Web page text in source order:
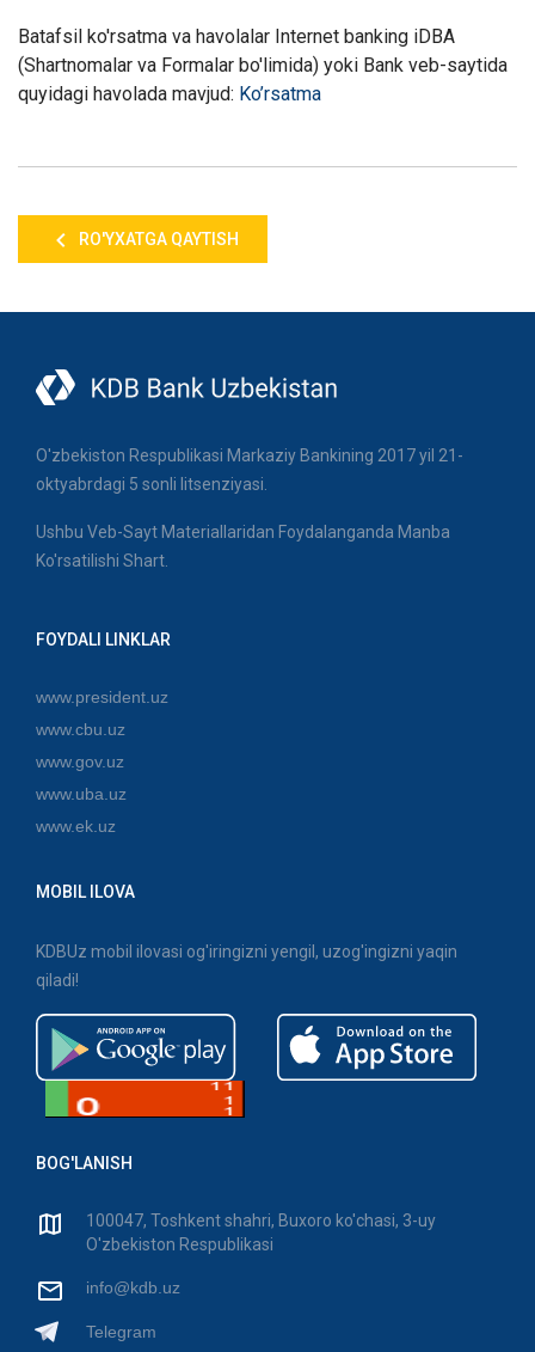
Batafsil ko'rsatma va havolalar Internet banking iDBA
(Shartnomalar va Formalar bo'limida) yoki Bank veb-saytida
quyidagi havolada mavjud: Ko’rsatma
RO'YXATGA QAYTISH
O'zbekiston Respublikasi Markaziy Bankining 2017 yil 21-
oktyabrdagi 5 sonli litsenziyasi.
Ushbu Veb-Sayt Materiallaridan Foydalanganda Manba
Ko'rsatilishi Shart.
FOYDALI LINKLAR
www.president.uz
www.cbu.uz
www.gov.uz
www.uba.uz
www.ek.uz
MOBIL ILOVA
KDBUz mobil ilovasi og'iringizni yengil, uzog'ingizni yaqin
qiladi!
BOG'LANISH
100047, Toshkent shahri, Buxoro ko'chasi, 3-uy
O'zbekiston Respublikasi
info@kdb.uz
Telegram